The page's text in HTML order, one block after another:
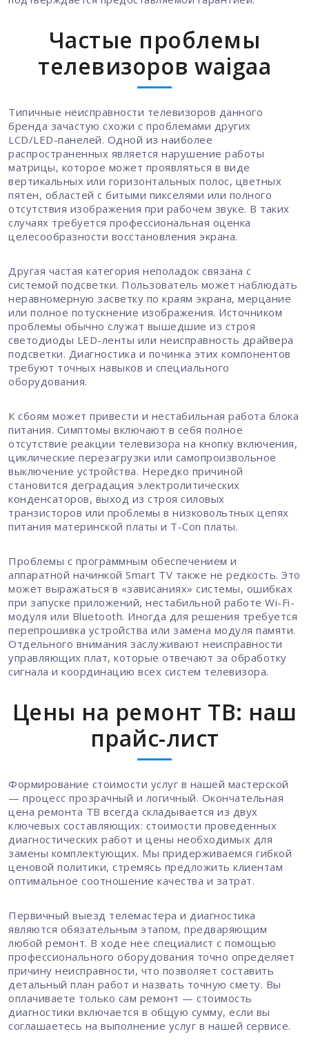
Частые проблемы
телевизоров waigaa
Типичные неисправности телевизоров данного
бренда зачастую схожи с проблемами других
LCD/LED-панелей. Одной из наиболее
распространенных является нарушение работы
матрицы, которое может проявляться в виде
вертикальных или горизонтальных полос, цветных
пятен, областей с битыми пикселями или полного
отсутствия изображения при рабочем звуке. В таких
случаях требуется профессиональная оценка
целесообразности восстановления экрана.
Другая частая категория неполадок связана с
системой подсветки. Пользователь может наблюдать
неравномерную засветку по краям экрана, мерцание
или полное потускнение изображения. Источником
проблемы обычно служат вышедшие из строя
светодиоды LED-ленты или неисправность драйвера
подсветки. Диагностика и починка этих компонентов
требуют точных навыков и специального
оборудования.
К сбоям может привести и нестабильная работа блока
питания. Симптомы включают в себя полное
отсутствие реакции телевизора на кнопку включения,
циклические перезагрузки или самопроизвольное
выключение устройства. Нередко причиной
становится деградация электролитических
конденсаторов, выход из строя силовых
транзисторов или проблемы в низковольтных цепях
питания материнской платы и T-Con платы.
Проблемы с программным обеспечением и
аппаратной начинкой Smart TV также не редкость. Это
может выражаться в «зависаниях» системы, ошибках
при запуске приложений, нестабильной работе Wi-Fi-
модуля или Bluetooth. Иногда для решения требуется
перепрошивка устройства или замена модуля памяти.
Отдельного внимания заслуживают неисправности
управляющих плат, которые отвечают за обработку
сигнала и координацию всех систем телевизора.
Цены на ремонт ТВ: наш
прайс-лист
Формирование стоимости услуг в нашей мастерской
— процесс прозрачный и логичный. Окончательная
цена ремонта ТВ всегда складывается из двух
ключевых составляющих: стоимости проведенных
диагностических работ и цены необходимых для
замены комплектующих. Мы придерживаемся гибкой
ценовой политики, стремясь предложить клиентам
оптимальное соотношение качества и затрат.
Первичный выезд телемастера и диагностика
являются обязательным этапом, предваряющим
любой ремонт. В ходе нее специалист с помощью
профессионального оборудования точно определяет
причину неисправности, что позволяет составить
детальный план работ и назвать точную смету. Вы
оплачиваете только сам ремонт — стоимость
диагностики включается в общую сумму, если вы
соглашаетесь на выполнение услуг в нашей сервисе.